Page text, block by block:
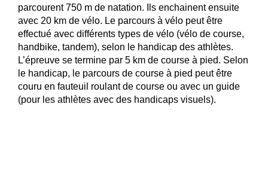
parcourent 750 m de natation. Ils enchainent ensuite
avec 20 km de vélo. Le parcours à vélo peut être
effectué avec différents types de vélo (vélo de course,
handbike, tandem), selon le handicap des athlètes.
L’épreuve se termine par 5 km de course à pied. Selon
le handicap, le parcours de course à pied peut être
couru en fauteuil roulant de course ou avec un guide
(pour les athlètes avec des handicaps visuels).